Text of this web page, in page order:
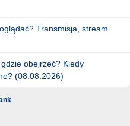
Transmisja, stream
obejrzeć? Kiedy
(08.08.2026)